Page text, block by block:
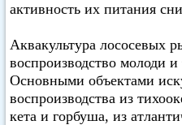
активность их питания
Аквакультура лососевых
воспроизводство молоди
Основными объектами
воспроизводства из
кета и горбуша, из